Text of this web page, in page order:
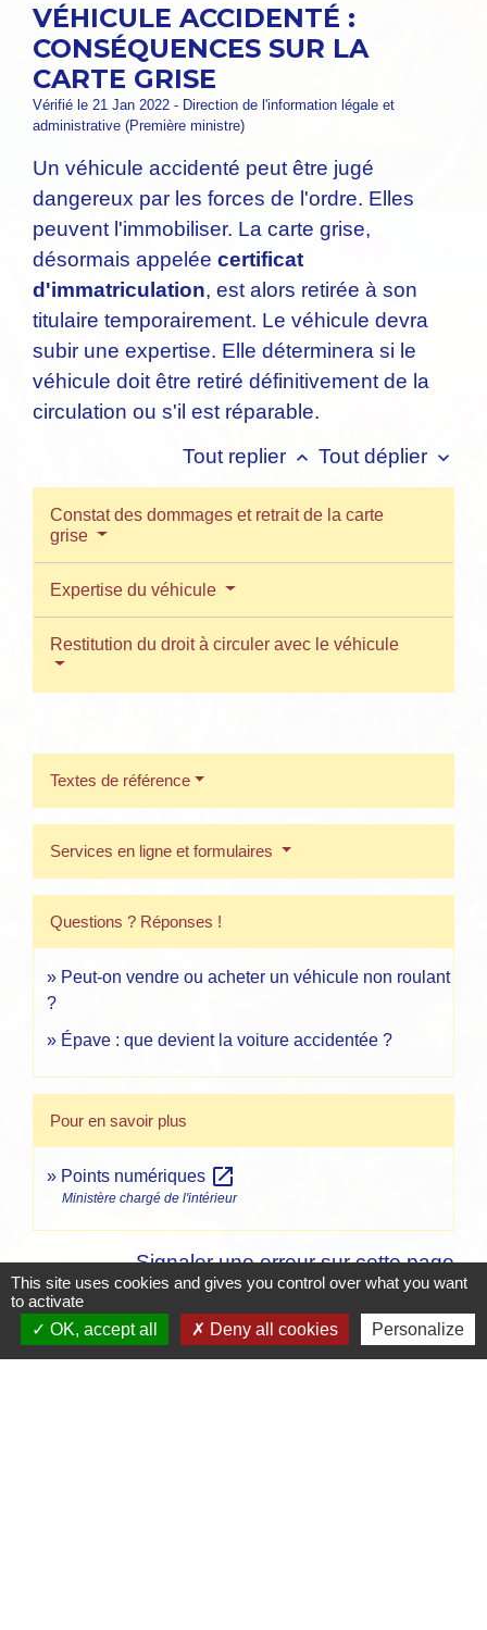
VÉHICULE ACCIDENTÉ :
CONSÉQUENCES SUR LA
CARTE GRISE
Vérifié le 21 Jan 2022 - Direction de l'information légale et
administrative (Première ministre)
Un véhicule accidenté peut être jugé
dangereux par les forces de l'ordre. Elles
peuvent l'immobiliser. La carte grise,
désormais appelée certificat
d'immatriculation, est alors retirée à son
titulaire temporairement. Le véhicule devra
subir une expertise. Elle déterminera si le
véhicule doit être retiré définitivement de la
circulation ou s'il est réparable.
Tout replier keyboard_arrow_up Tout déplier keyboard_arrow_down
Constat des dommages et retrait de la carte
grise
Expertise du véhicule
Restitution du droit à circuler avec le véhicule
Textes de référence
Services en ligne et formulaires
Questions ? Réponses !
Peut-on vendre ou acheter un véhicule non roulant
?
Épave : que devient la voiture accidentée ?
Pour en savoir plus
Points numériques open_in_new
Ministère chargé de l'intérieur
Signaler une erreur sur cette page
This site uses cookies and gives you control over what you want
to activate
OK, accept all
Deny all cookies Personalize